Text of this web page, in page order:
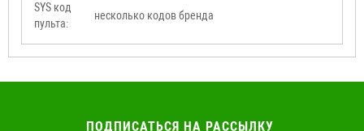
SYS код
пульта:
несколько кодов бренда
ПОДПИСАТЬСЯ НА РАССЫЛКУ